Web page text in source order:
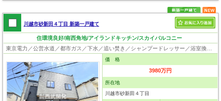
川越市砂新田４丁目 新築一戸建て
住環境良好/南西角地/アイランドキッチン/スカイバルコニー
価 格
3980万円
所在地
川越市砂新田４丁目